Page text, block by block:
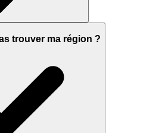
trouver ma région ?